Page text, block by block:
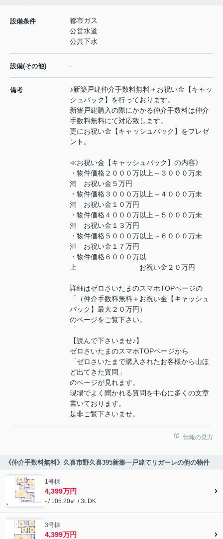
設備条件
都市ガス
公営水道
公共下水
設備(その他) -
備考
♪新築戸建仲介手数料無料＋お祝い金【キャッ
シュバック】を行っております。
新築戸建購入の際にかかる仲介手数料は仲介
手数料無料にて対応致します。
更にお祝い金【キャッシュバック】をプレゼ
ント。
≪お祝い金【キャッシュバック】の内容》
・物件価格２０００万以上～３０００万未
満 お祝い金５万円
・物件価格３０００万以上～４０００万未
満 お祝い金１０万円
・物件価格４０００万以上～５０００万未
満 お祝い金１３万円
・物件価格５０００万以上～６０００万未
満 お祝い金１７万円
・物件価格６０００万以
上 お祝い金２０万円
詳細はゼロさいたまのスマホTOPページの
「（仲介手数料無料＋お祝い金【キャッシュ
バック】最大２０万円）
のページをご覧下さい。
【読んで下さいませ♪】
ゼロさいたまのスマホTOPページから
「ゼロさいたまで購入されたお客様から山ほ
ど出てきた質問」
のページが見れます。
現場でよく聞かれる質問を中心に多くの文章
書いております。
是非ご覧下さいませ。
情報の見方
《仲介手数料無料》久喜市野久喜395新築一戸建てリガーレの他の物件
1号棟
4,399万円
- / 105.20㎡ / 3LDK
3号棟
4,399万円